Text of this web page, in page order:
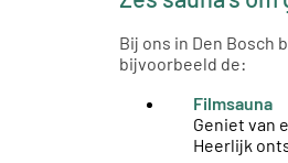
Bij ons in Den Bosch
bijvoorbeeld de:
Filmsauna
Geniet van
Heerlijk